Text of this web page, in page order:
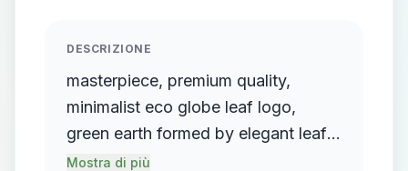
DESCRIZIONE
masterpiece, premium quality,
minimalist eco globe leaf logo,
green earth formed by elegant leaf
curves, flat vector design, clean
Mostra di più